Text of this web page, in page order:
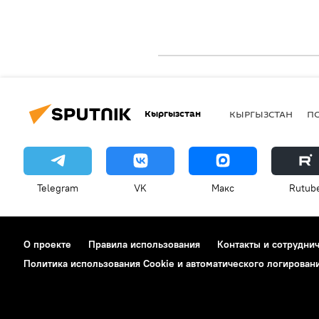
Кыргызстан КЫРГЫЗСТАН
Telegram VK Макс
О проекте Правила использования
Контакты и
Политика использования Cookie и автоматического